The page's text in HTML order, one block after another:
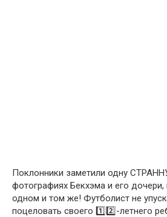
Поклонники заметили одну
фотографиях Бекхэма и его дочери,
одном и том же! Футболист не
поцеловать своего 1️⃣2️⃣-летнего